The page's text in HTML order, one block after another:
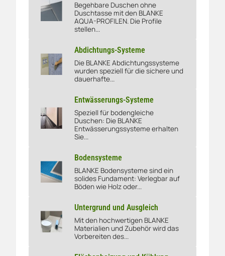
Gefälle- und Duschprofile
Begehbare Duschen ohne
Duschtasse mit den BLANKE
AQUA-PROFILEN. Die Profile
stellen...
Abdichtungs-Systeme
Abdichtungs-Systeme
Die BLANKE Abdichtungssysteme
wurden speziell für die sichere und
dauerhafte...
Entwässerungs-Systeme
Entwässerungs-Systeme
Speziell für bodengleiche
Duschen: Die BLANKE
Entwässerungssysteme erhalten
Sie...
Bodensysteme
Bodensysteme
BLANKE Bodensysteme sind ein
solides Fundament: Verlegbar auf
Böden wie Holz oder...
Untergrund und Ausgleich
Untergrund und Ausgleich
Mit den hochwertigen BLANKE
Materialien und Zubehör wird das
Vorbereiten des...